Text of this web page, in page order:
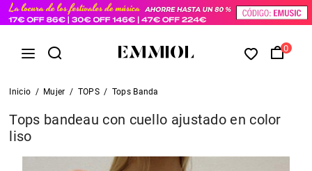
0
Inicio / Mujer / TOPS / Tops Banda
Tops bandeau con cuello ajustado en color
liso